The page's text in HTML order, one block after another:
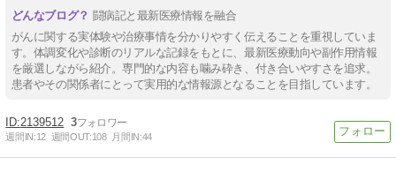
闘病記と最新医療情報を融合
がんに関する実体験や治療事情を分かりやすく伝えることを重視していま
す。体調変化や診断のリアルな記録をもとに、最新医療動向や副作用情報
を厳選しながら紹介。専門的な内容も噛み砕き、付き合いやすさを追求。
患者やその関係者にとって実用的な情報源となることを目指しています。
2139512 3
週間IN:12 週間OUT:108 月間IN:44